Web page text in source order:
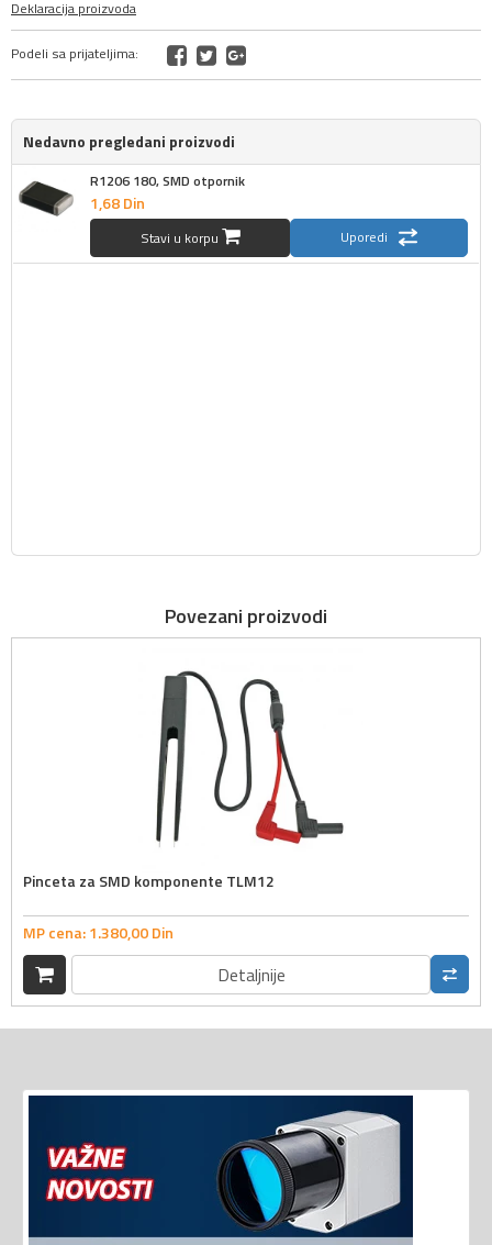
Deklaracija proizvoda
Podeli sa prijateljima:
Nedavno pregledani proizvodi
R1206 180, SMD otpornik
1,68Din
Stavi u korpu Uporedi
Povezani proizvodi
Pinceta za SMD komponente TLM12
MP cena:1.380,00Din
Detaljnije